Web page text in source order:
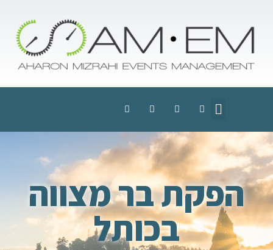
הפקת בר מצווה
בכותל